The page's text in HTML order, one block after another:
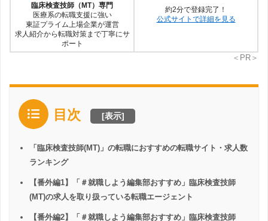
臨床検査技師（MT）専門
医療系の転職支援に強い
東証プライム上場企業が運営
求人紹介から転職対策まで丁寧にサ
ポート
約2分で登録完了！
公式サイトで詳細を見る
＜PR＞
目次 [表示]
「臨床検査技師(MT)」の転職におすすめの転職サイト・求人数
ランキング
【番外編1】「＃就職しよう編集部おすすめ」臨床検査技師
(MT)の求人を取り扱っている転職エージェント
【番外編2】「＃就職しよう編集部おすすめ」臨床検査技師